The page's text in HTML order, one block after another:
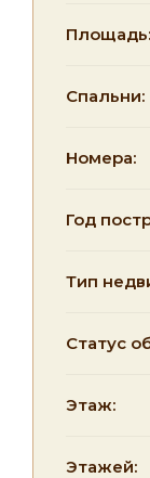
Площадь:
Спальни:
Номера:
Год
Тип
Статус
Этаж:
Этажей: